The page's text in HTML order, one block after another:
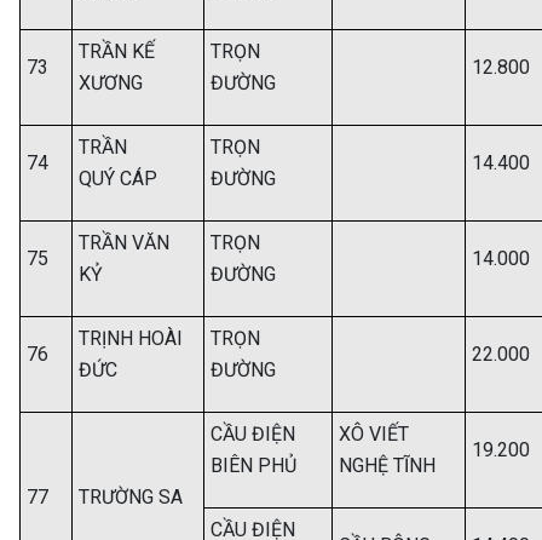
73
TRẦN KẾ
XƯƠNG
TRỌN
ĐƯỜNG
12.800
74
TRẦN
QUÝ CÁP
TRỌN
ĐƯỜNG
14.400
75
TRẦN VĂN
KỶ
TRỌN
ĐƯỜNG
14.000
76
TRỊNH HOÀI
ĐỨC
TRỌN
ĐƯỜNG
22.000
77 TRƯỜNG SA
CẦU ĐIỆN
BIÊN PHỦ
XÔ VIẾT
NGHỆ TĨNH
19.200
CẦU ĐIỆN